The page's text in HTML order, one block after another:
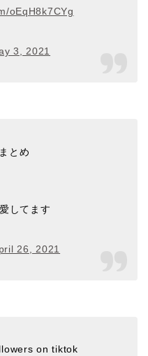
oEqH8k7CYg
3, 2021
とめ
してます
26, 2021
on tiktok